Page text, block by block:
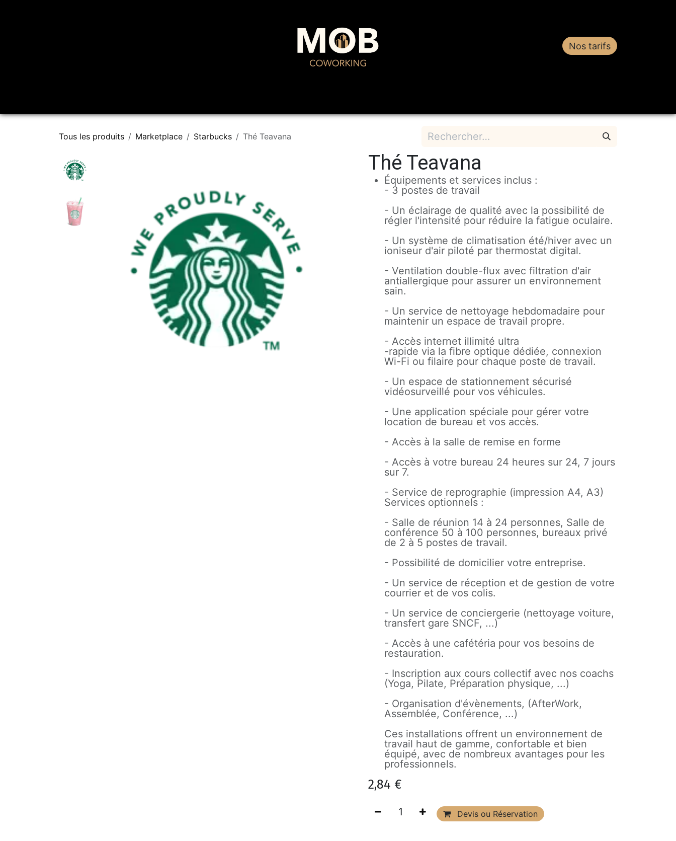
Nos tarifs
Tous les produits Marketplace Starbucks Thé Teavana
Thé Teavana
Équipements et services inclus :
- 3 postes de travail
- Un éclairage de qualité avec la possibilité de
régler l'intensité pour réduire la fatigue oculaire.
- Un système de climatisation été/hiver avec un
ioniseur d'air piloté par thermostat digital.
- Ventilation double-flux avec filtration d'air
antiallergique pour assurer un environnement
sain.
- Un service de nettoyage hebdomadaire pour
maintenir un espace de travail propre.
- Accès internet illimité ultra
-rapide via la fibre optique dédiée, connexion
Wi-Fi ou filaire pour chaque poste de travail.
- Un espace de stationnement sécurisé
vidéosurveillé pour vos véhicules.
- Une application spéciale pour gérer votre
location de bureau et vos accès.
- Accès à la salle de remise en forme
- Accès à votre bureau 24 heures sur 24, 7 jours
sur 7.
- Service de reprographie (impression A4, A3)
Services optionnels :
- Salle de réunion 14 à 24 personnes, Salle de
conférence 50 à 100 personnes, bureaux privé
de 2 à 5 postes de travail.
- Possibilité de domicilier votre entreprise.
- Un service de réception et de gestion de votre
courrier et de vos colis.
- Un service de conciergerie (nettoyage voiture,
transfert gare SNCF, ...)
- Accès à une cafétéria pour vos besoins de
restauration.
- Inscription aux cours collectif avec nos coachs
(Yoga, Pilate, Préparation physique, ...)
- Organisation d'évènements, (AfterWork,
Assemblée, Conférence, ...)
Ces installations offrent un environnement de
travail haut de gamme, confortable et bien
équipé, avec de nombreux avantages pour les
professionnels.
2,84 €
Devis ou Réservation